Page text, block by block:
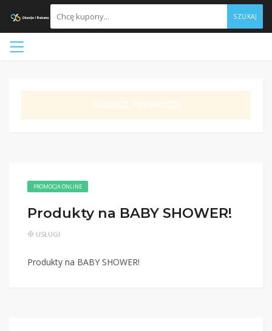
SZUKAJ
ZOBACZ PROMOCJĘ
PROMOCJA ONLINE
Produkty na BABY SHOWER!
USŁUGI
Produkty na BABY SHOWER!